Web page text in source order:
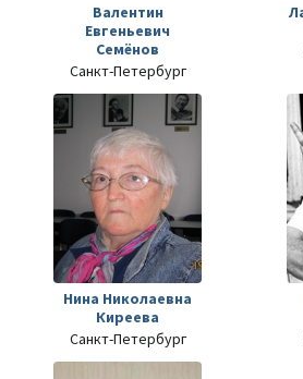
Валентин
Евгеньевич
Семёнов
Санкт-Петербург
Нина Николаевна
Киреева
Санкт-Петербург